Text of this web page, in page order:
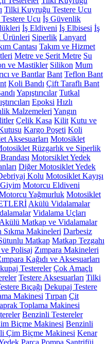
Tilki Kuyruğu Testere Ucu
Ucu İş Güvenlik
İş Eldiveni İş Elbisesi İş
Ürünleri Siperlik Lanyard
Çantası Takım ve Hizmet
Metre ve Şerit Metre Su
ve Mastikler Silikon Mum
ve Bantlar Bant Teflon Bant
Koli Bandı Çift Taraflı Bant
Yapıştırıcılar Tutkal
Epoksi Hızlı
Malzemeleri Yangın
Çelik Kasa Kilit Kutu ve
Kargo Poşeti Koli
Aksesuarları Motosiklet
Rüzgarlık ve Siperlik
Motorsiklet Yedek
Diğer Motosiklet Yedek
Kolu Motosiklet Kayışı
Motorcu Eldiveni
Yağmurluk Motosiklet
Akülü Vidalamalar
Vidalama Uçları
Akülü Matkap ve Vidalamalar
Sıkma Makineleri Darbesiz
Matkap Matkap Tezgahı
ve Polisaj Zımpara Makineleri
Kağıdı ve Aksesuarları
Testereler Çok Amaçlı
Testere Aksesuarları Tilki
Bıçağı Dekupaj Testere
Makinesi Tırpan Çit
Toplama Makinesi
Benzinli Testereler
Biçme Makinesi Benzinli
Çim Biçme Makinesi Kenar
Parça Pompa Santrifüj